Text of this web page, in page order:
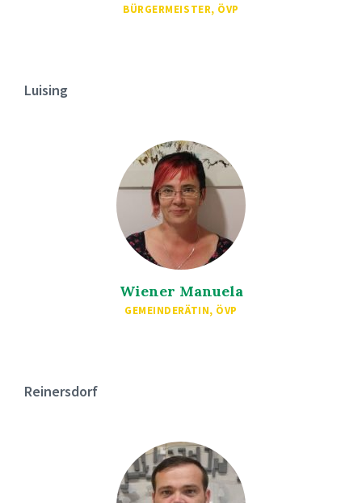
BÜRGERMEISTER, ÖVP
Luising
Wiener Manuela
GEMEINDERÄTIN, ÖVP
Reinersdorf